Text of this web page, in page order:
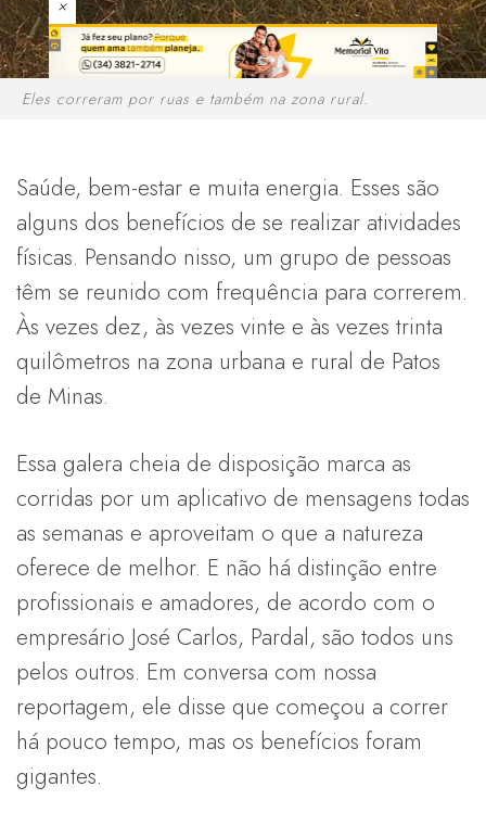
×
Eles correram por ruas e também na zona rural.
Saúde, bem-estar e muita energia. Esses são
alguns dos benefícios de se realizar atividades
físicas. Pensando nisso, um grupo de pessoas
têm se reunido com frequência para correrem.
Às vezes dez, às vezes vinte e às vezes trinta
quilômetros na zona urbana e rural de Patos
de Minas.
Essa galera cheia de disposição marca as
corridas por um aplicativo de mensagens todas
as semanas e aproveitam o que a natureza
oferece de melhor. E não há distinção entre
profissionais e amadores, de acordo com o
empresário José Carlos, Pardal, são todos uns
pelos outros. Em conversa com nossa
reportagem, ele disse que começou a correr
há pouco tempo, mas os benefícios foram
gigantes.